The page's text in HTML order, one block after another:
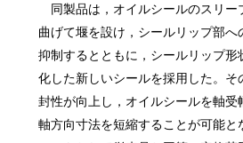
同製品は，オイルシールのスリー
曲げて堰を設け，シールリップ部へ
抑制するとともに，シールリップ形
化した新しいシールを採用した。そ
封性が向上し，オイルシールを軸受
軸方向寸法を短縮することが可能と